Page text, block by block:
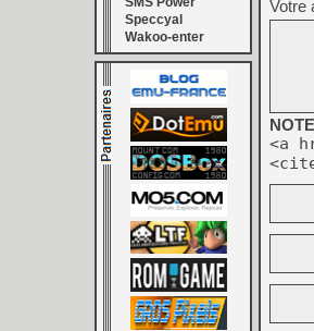
Speccyal
Wakoo-enter
Votre
<a